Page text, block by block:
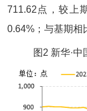
711.62点，较上
0.64%；与基期相
图2 新华·